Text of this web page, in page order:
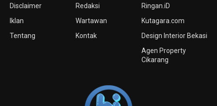
Disclaimer
Iklan
Tentang
Redaksi
Wartawan
Kontak
Ringan.iD
Kutagara.com
Design Interior Bekasi
Agen Property
Cikarang